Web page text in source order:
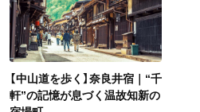
【中山道を歩く】奈良井宿｜“千
軒”の記憶が息づく温故知新の